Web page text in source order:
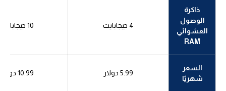
ذاكرة
الوصول
العشوائي
RAM
4 جيجابايت 10 جيجابايت
السعر
شهريًا
5.99 دولار 10.99 دولار